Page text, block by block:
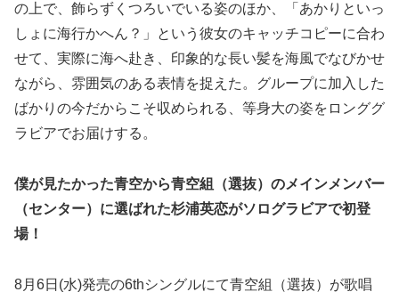
の上で、飾らずくつろいでいる姿のほか、「あかりといっ
しょに海行かへん？」という彼女のキャッチコピーに合わ
せて、実際に海へ赴き、印象的な長い髪を海風でなびかせ
ながら、雰囲気のある表情を捉えた。グループに加入した
ばかりの今だからこそ収められる、等身大の姿をロンググ
ラビアでお届けする。
僕が見たかった青空から青空組（選抜）のメインメンバー
（センター）に選ばれた杉浦英恋がソログラビアで初登
場！
8月6日(水)発売の6thシングルにて青空組（選抜）が歌唱